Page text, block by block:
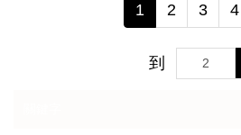
1 2 3 4
到